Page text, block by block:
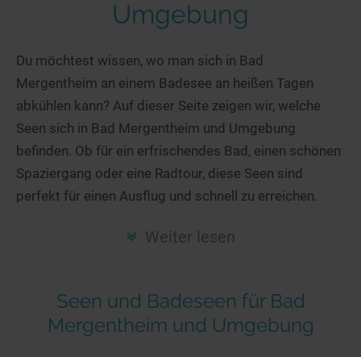
Radtouren am See
Kitesurfen
Kanu- & Kajaktouren
Badeseen in Deutschland
Genuss pur
Wellness am See
Gourmet-Urlaub
Urlaub an der Küste
Unterkünfte
Hotels am See
Hausboote
Camping
Aktiv-Urlaub
Kanu- & Kajak-Urlaub
Auszeit & Wellness
Hausboote
Camping am See
Top-Hotels
Top-Hotel Empfehlungen
Familienhotels
Bike-Hotels
Häuser auf dem Wasser
Hundefreundliche Unterkünfte
Seen in Deiner Nähe
Seen in Deutschland
Seen in Europa
Strandbad-Verzeichnis
Überwachte Badestellen
Hunde am See
Top Seen nach Regionen
Deutschlands Lieblingsseen
Umgebung
Du möchtest wissen, wo man sich in Bad
Mergentheim an einem Badesee an heißen Tagen
abkühlen kann? Auf dieser Seite zeigen wir, welche
Seen sich in Bad Mergentheim und Umgebung
befinden. Ob für ein erfrischendes Bad, einen schönen
Spaziergang oder eine Radtour, diese Seen sind
perfekt für einen Ausflug und schnell zu erreichen.
Weiter lesen
Seen und Badeseen für Bad
Mergentheim und Umgebung